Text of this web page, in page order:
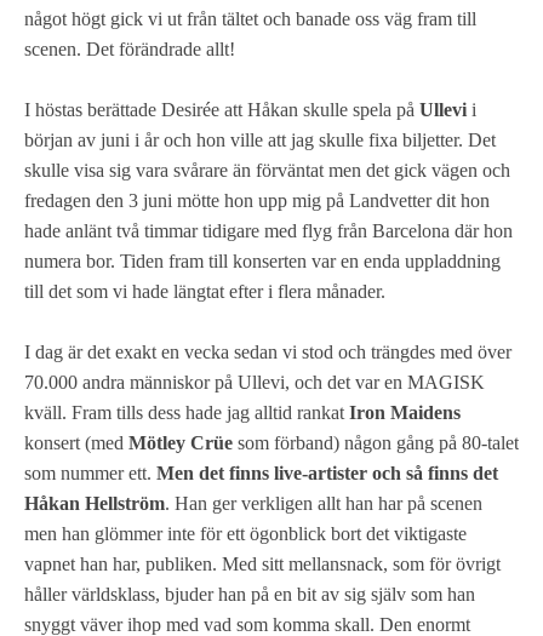
något högt gick vi ut från tältet och banade oss väg fram till
scenen. Det förändrade allt!
I höstas berättade Desirée att Håkan skulle spela på Ullevi i
början av juni i år och hon ville att jag skulle fixa biljetter. Det
skulle visa sig vara svårare än förväntat men det gick vägen och
fredagen den 3 juni mötte hon upp mig på Landvetter dit hon
hade anlänt två timmar tidigare med flyg från Barcelona där hon
numera bor. Tiden fram till konserten var en enda uppladdning
till det som vi hade längtat efter i flera månader.
I dag är det exakt en vecka sedan vi stod och trängdes med över
70.000 andra människor på Ullevi, och det var en MAGISK
kväll. Fram tills dess hade jag alltid rankat Iron Maidens
konsert (med Mötley Crüe som förband) någon gång på 80-talet
som nummer ett. Men det finns live-artister och så finns det
Håkan Hellström. Han ger verkligen allt han har på scenen
men han glömmer inte för ett ögonblick bort det viktigaste
vapnet han har, publiken. Med sitt mellansnack, som för övrigt
håller världsklass, bjuder han på en bit av sig själv som han
snyggt väver ihop med vad som komma skall. Den enormt